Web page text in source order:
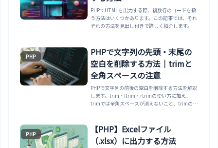
PHPでHTMLを出力する際、複数行のコードを扱
う方法はいくつかあります。この記事では、それ
ぞれの方法を見出し付きで詳しく紹介します。
PHP
PHPで文字列の先頭・末尾の
空白を削除する方法｜trimと
全角スペースの注意
PHPで文字列の前後の空白を削除する方法を解説
します。trim・ltrim・rtrimの使い方に加え、
trimでは全角スペースが消えないこと、trimの文
とめます。
PHP
【PHP】Excelファイル
（.xlsx）に出力する方法